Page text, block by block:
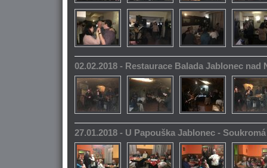
02.02.2018 - Restaurace Balada Jablonec nad
27.01.2018 - U Papouška Jablonec -